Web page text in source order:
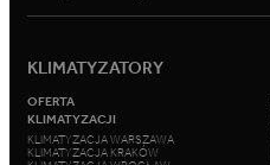
KLIMATYZATORY
OFERTA
KLIMATYZACJI
KLIMATYZACJA WARSZAWA
KLIMATYZACJA KRAKÓW